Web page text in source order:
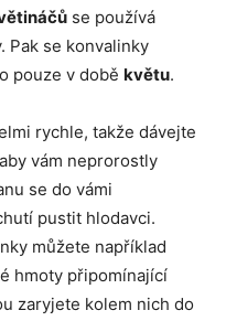
se používá
Pak se konvalinky
pouze v době květu.
rychle, takže dávejte
vám neprorostly
se do vámi
pustit hlodavci.
můžete například
hmoty připomínající
zaryjete kolem nich do